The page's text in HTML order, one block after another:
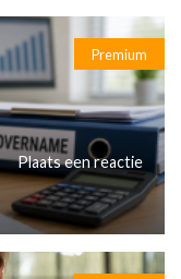
Premium
Plaats een reactie